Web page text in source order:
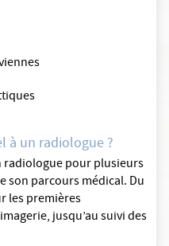
à un radiologue ?
radiologue pour plusieurs
son parcours médical. Du
les premières
jusqu’au suivi des